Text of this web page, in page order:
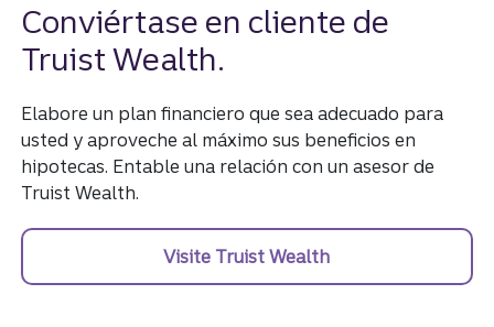
Conviértase en cliente de
Truist Wealth.
Elabore un plan financiero que sea adecuado para
usted y aproveche al máximo sus beneficios en
hipotecas. Entable una relación con un asesor de
Truist Wealth.
Visite Truist Wealth